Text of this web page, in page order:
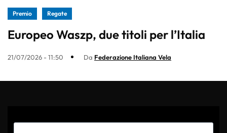
Premio Regate
Europeo Waszp, due titoli per l’Italia
21/07/2026 - 11:50 Da Federazione Italiana Vela